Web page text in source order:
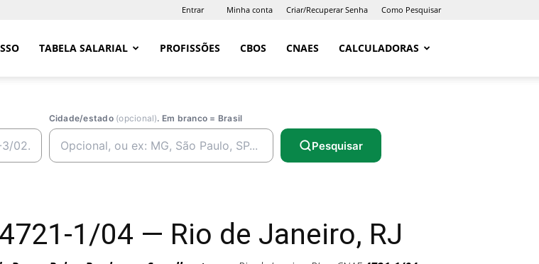
Entrar Minha conta Criar/Recuperar Senha Como Pesquisar
TABELA SALARIAL PROFISSÕES CBOS CNAES CALCULADORAS
Cidade/estado (opcional). Em branco = Brasil
Pesquisar
1/04 — Rio de Janeiro, RJ